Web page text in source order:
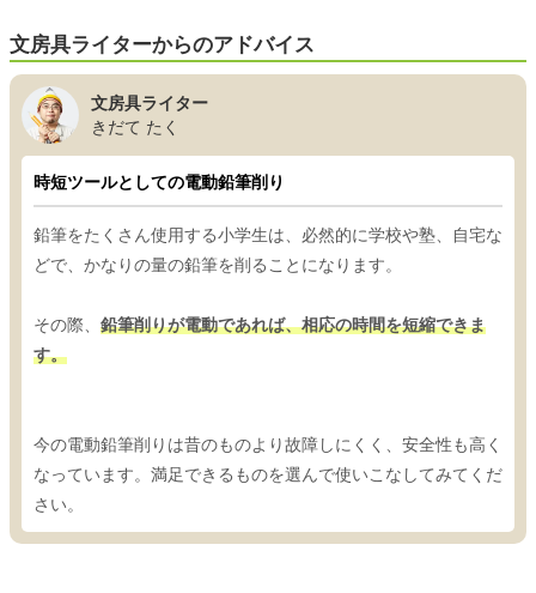
文房具ライターからのアドバイス
文房具ライター
きだて たく
時短ツールとしての電動鉛筆削り
鉛筆をたくさん使用する小学生は、必然的に学校や塾、自宅な
どで、かなりの量の鉛筆を削ることになります。
その際、 鉛筆削りが電動であれば、相応の時間を短縮できま
す。
今の電動鉛筆削りは昔のものより故障しにくく、安全性も高く
なっています。満足できるものを選んで使いこなしてみてくだ
さい。